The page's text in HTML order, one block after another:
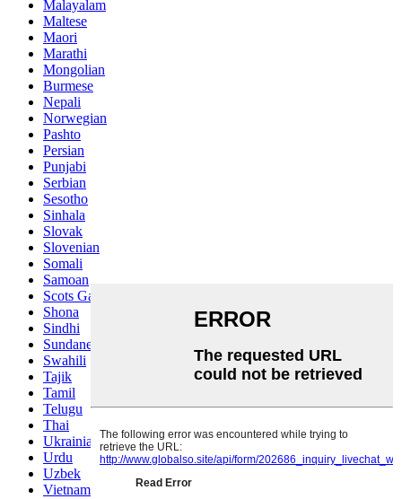
Malayalam
Maltese
Maori
Marathi
Mongolian
Burmese
Nepali
Norwegian
Pashto
Persian
Punjabi
Serbian
Sesotho
Sinhala
Slovak
Slovenian
Somali
Samoan
Scots Gaelic
Shona
Sindhi
Sundanese
Swahili
Tajik
Tamil
Telugu
Thai
Ukrainian
Urdu
Uzbek
Vietnamese